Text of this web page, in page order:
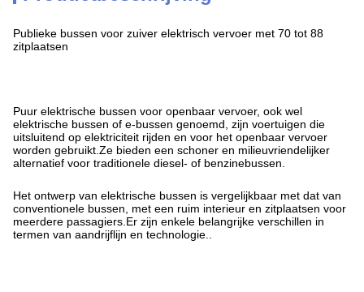
Publieke bussen voor zuiver elektrisch vervoer met 70 tot 88
zitplaatsen
Puur elektrische bussen voor openbaar vervoer, ook wel
elektrische bussen of e-bussen genoemd, zijn voertuigen die
uitsluitend op elektriciteit rijden en voor het openbaar vervoer
worden gebruikt.Ze bieden een schoner en milieuvriendelijker
alternatief voor traditionele diesel- of benzinebussen.
Het ontwerp van elektrische bussen is vergelijkbaar met dat van
conventionele bussen, met een ruim interieur en zitplaatsen voor
meerdere passagiers.Er zijn enkele belangrijke verschillen in
termen van aandrijflijn en technologie..